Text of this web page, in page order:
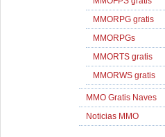
MMORPG gratis
MMORPGs
MMORTS gratis
MMORWS gratis
MMO Gratis Naves
Noticias MMO